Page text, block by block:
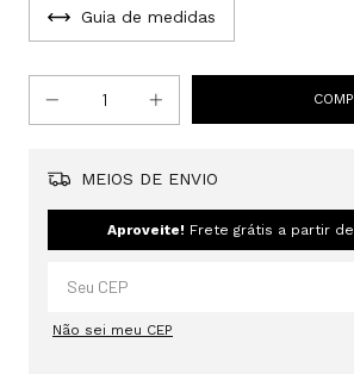
Guia de medidas
MEIOS DE ENVIO
Aproveite! Frete grátis a partir de
Não sei meu CEP